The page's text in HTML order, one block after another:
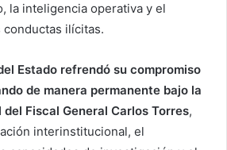
la inteligencia operativa y el
ilícitas.
Estado refrendó su compromiso
de manera permanente bajo la
Fiscal General Carlos Torres,
interinstitucional, el